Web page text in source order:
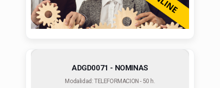
ADGD0071 - NOMINAS
Modalidad: TELEFORMACION - 50 h.